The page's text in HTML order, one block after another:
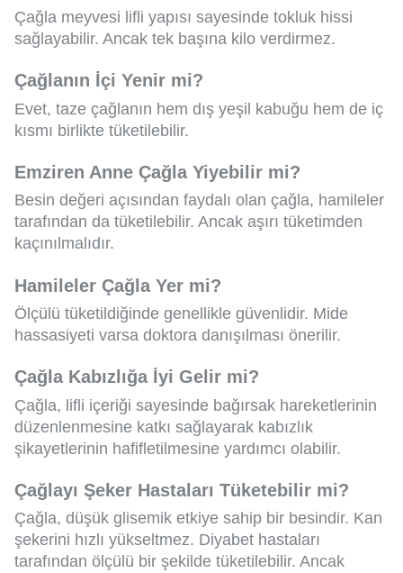
Çağla meyvesi lifli yapısı sayesinde tokluk hissi
sağlayabilir. Ancak tek başına kilo verdirmez.
Çağlanın İçi Yenir mi?
Evet, taze çağlanın hem dış yeşil kabuğu hem de iç
kısmı birlikte tüketilebilir.
Emziren Anne Çağla Yiyebilir mi?
Besin değeri açısından faydalı olan çağla, hamileler
tarafından da tüketilebilir. Ancak aşırı tüketimden
kaçınılmalıdır.
Hamileler Çağla Yer mi?
Ölçülü tüketildiğinde genellikle güvenlidir. Mide
hassasiyeti varsa doktora danışılması önerilir.
Çağla Kabızlığa İyi Gelir mi?
Çağla, lifli içeriği sayesinde bağırsak hareketlerinin
düzenlenmesine katkı sağlayarak kabızlık
şikayetlerinin hafifletilmesine yardımcı olabilir.
Çağlayı Şeker Hastaları Tüketebilir mi?
Çağla, düşük glisemik etkiye sahip bir besindir. Kan
şekerini hızlı yükseltmez. Diyabet hastaları
tarafından ölçülü bir şekilde tüketilebilir. Ancak